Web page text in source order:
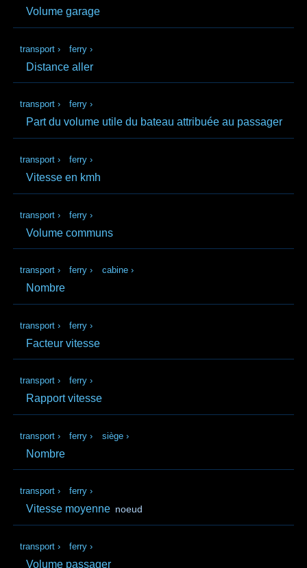
Volume garage
transport › ferry ›
Distance aller
transport › ferry ›
Part du volume utile du bateau attribuée au passager
transport › ferry ›
Vitesse en kmh
transport › ferry ›
Volume communs
transport › ferry › cabine ›
Nombre
transport › ferry ›
Facteur vitesse
transport › ferry ›
Rapport vitesse
transport › ferry › siège ›
Nombre
transport › ferry ›
Vitesse moyenne noeud
transport › ferry ›
Volume passager